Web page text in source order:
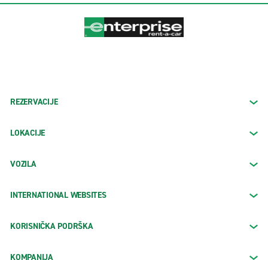
REZERVACIJE
LOKACIJE
VOZILA
INTERNATIONAL WEBSITES
KORISNIČKA PODRŠKA
KOMPANIJA